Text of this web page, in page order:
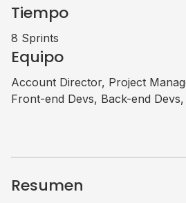
Tiempo
8 Sprints
Equipo
Account Director, Project
Front-end Devs, Back-end
Resumen